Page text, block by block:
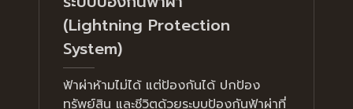
(Lightning Protection
System)
ฟ้าผ่าห้ามไม่ได้ แต่ป้องกันได้ ปกป้อง
ทรัพย์สิน และชีวิตด้วยระบบป้องกันฟ้าผ่าที่